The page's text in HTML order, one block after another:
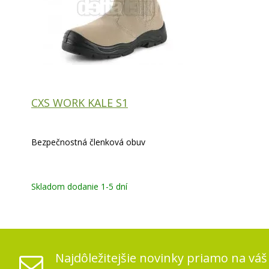
CXS WORK KALE S1
Bezpečnostná členková obuv
Skladom dodanie 1-5 dní
Najdôležitejšie novinky priamo na